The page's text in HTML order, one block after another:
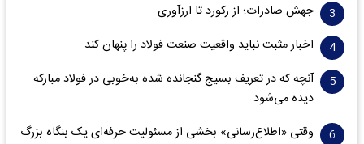
جهش صادرات؛ از رکورد تا ارزآوری
اخبار مثبت نباید واقعیت صنعت فولاد را پنهان کند
آنچه که در تعریف بسیج گنجانده شده به‌خوبی در فولاد مبارکه
دیده می‌شود
وقتی «اطلاع‌رسانی» بخشی از مسئولیت حرفه‌ای یک بنگاه بزرگ